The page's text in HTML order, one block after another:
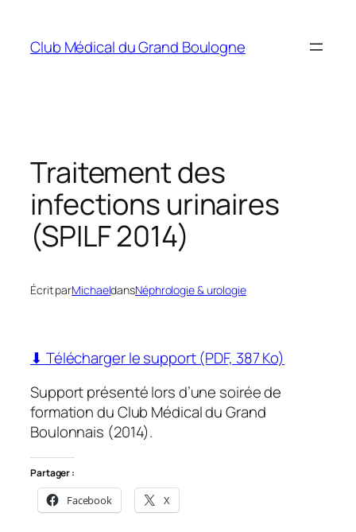
contenu
Club Médical du Grand Boulogne
Traitement des
infections urinaires
(SPILF 2014)
Écrit parMichaeldansNéphrologie & urologie
⬇ Télécharger le support (PDF, 387 Ko)
Support présenté lors d’une soirée de
formation du Club Médical du Grand
Boulonnais (2014).
Partager :
Facebook X